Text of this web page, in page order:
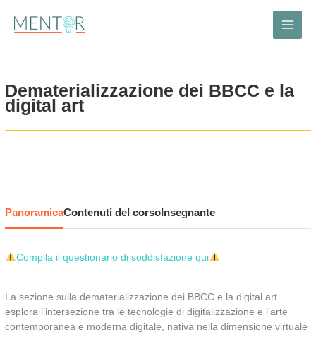
contenuto
Dematerializzazione dei BBCC e la
digital art
PanoramicaContenuti del corsoInsegnante
Compila il questionario di soddisfazione qui
La sezione sulla dematerializzazione dei BBCC e la digital art
esplora l’intersezione tra le tecnologie di digitalizzazione e l’arte
contemporanea e moderna digitale, nativa nella dimensione virtuale